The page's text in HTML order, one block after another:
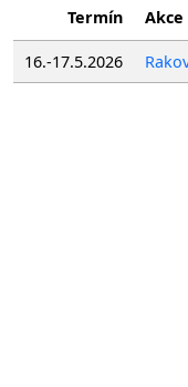
Termín Akce
16.-17.5.2026